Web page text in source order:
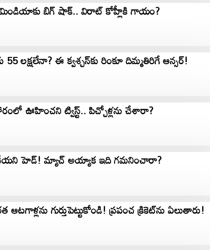
బిగ్ షాక్.. విరాట్ కోహ్లీకి గాయం?
55 లక్షలేనా? ఈ క్వశ్చన్​కు రింకూ దిమ్మతిరిగే ఆన్సర్!
ఊహించని ట్విస్ట్.. పిచ్చోళ్లను చేశారా?
హెడ్‌! మ్యాచ్ అయ్యాక ఇది గమనించారా?
గుర్తుపెట్టుకోండి! ప్రపంచ క్రికెట్‌ను ఏలుతారు!